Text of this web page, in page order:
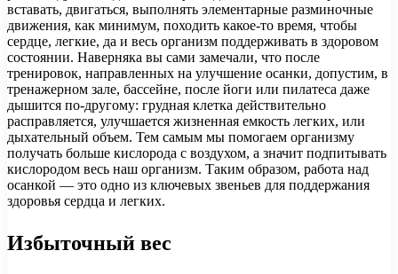
вставать, двигаться, выполнять элементарные разминочные
движения, как минимум, походить какое-то время, чтобы
сердце, легкие, да и весь организм поддерживать в здоровом
состоянии. Наверняка вы сами замечали, что после
тренировок, направленных на улучшение осанки, допустим, в
тренажерном зале, бассейне, после йоги или пилатеса даже
дышится по-другому: грудная клетка действительно
расправляется, улучшается жизненная емкость легких, или
дыхательный объем. Тем самым мы помогаем организму
получать больше кислорода с воздухом, а значит подпитывать
кислородом весь наш организм. Таким образом, работа над
осанкой — это одно из ключевых звеньев для поддержания
здоровья сердца и легких.
Избыточный вес